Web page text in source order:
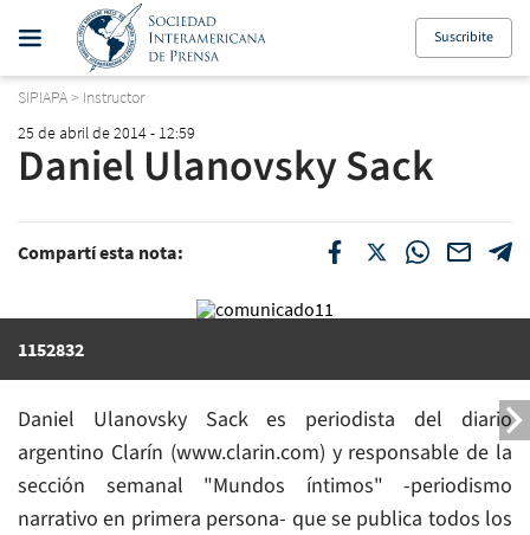
Suscribite
SIPIAPA> Instructor
25 de abril de 2014 - 12:59
Daniel Ulanovsky Sack
Compartí esta nota:
1152832
Daniel Ulanovsky Sack es periodista del diario
argentino Clarín (www.clarin.com) y responsable de la
sección semanal "Mundos íntimos" -periodismo
narrativo en primera persona- que se publica todos los